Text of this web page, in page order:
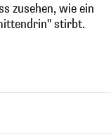
zusehen, wie ein
stirbt.